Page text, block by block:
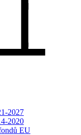
2027
2020
EU